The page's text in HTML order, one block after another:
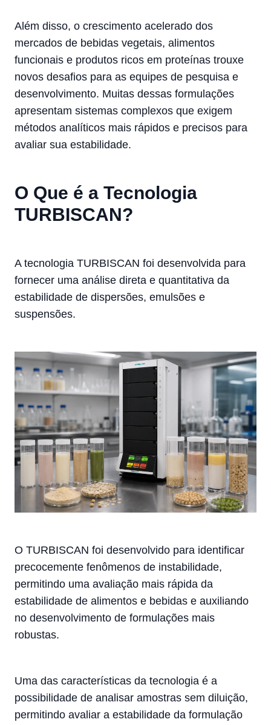
Além disso, o crescimento acelerado dos
mercados de bebidas vegetais, alimentos
funcionais e produtos ricos em proteínas trouxe
novos desafios para as equipes de pesquisa e
desenvolvimento. Muitas dessas formulações
apresentam sistemas complexos que exigem
métodos analíticos mais rápidos e precisos para
avaliar sua estabilidade.
O Que é a Tecnologia
TURBISCAN?
A tecnologia TURBISCAN foi desenvolvida para
fornecer uma análise direta e quantitativa da
estabilidade de dispersões, emulsões e
suspensões.
O TURBISCAN foi desenvolvido para identificar
precocemente fenômenos de instabilidade,
permitindo uma avaliação mais rápida da
estabilidade de alimentos e bebidas e auxiliando
no desenvolvimento de formulações mais
robustas.
Uma das características da tecnologia é a
possibilidade de analisar amostras sem diluição,
permitindo avaliar a estabilidade da formulação